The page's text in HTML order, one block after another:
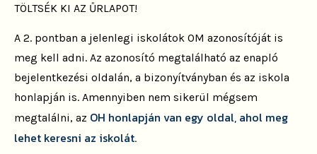
TÖLTSÉK KI AZ ŰRLAPOT!
A 2. pontban a jelenlegi iskolátok OM azonosítóját is
meg kell adni. Az azonosító megtalálható az enapló
bejelentkezési oldalán, a bizonyítványban és az iskola
honlapján is. Amennyiben nem sikerül mégsem
megtalálni, az OH honlapján van egy oldal, ahol meg
lehet keresni az iskolát.